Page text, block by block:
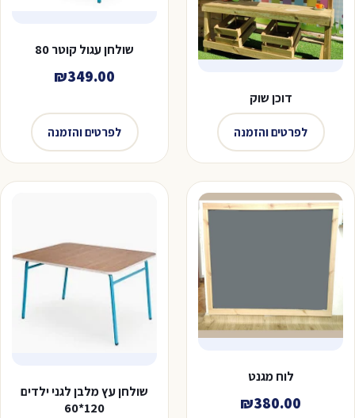
דוכן שוק
לפרטים והזמנה
שולחן עגול קוטר 80
₪349.00
לפרטים והזמנה
לוח מגנט
₪380.00
שולחן עץ מלבן לגני ילדים
120*60